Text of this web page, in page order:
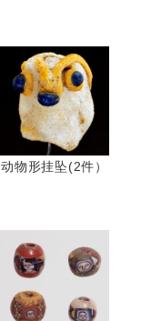
动物形挂坠(2件）